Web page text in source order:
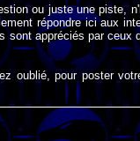
ou juste une piste,
répondre ici aux
sont appréciés par ceux
oublié, pour poster